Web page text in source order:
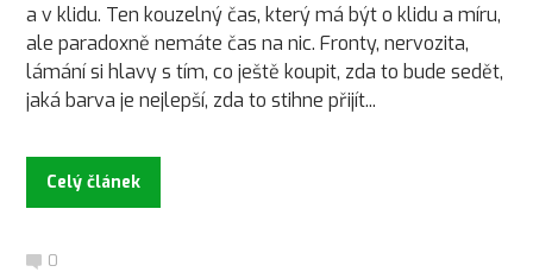
a v klidu. Ten kouzelný čas, který má být o klidu a míru,
ale paradoxně nemáte čas na nic. Fronty, nervozita,
lámání si hlavy s tím, co ještě koupit, zda to bude sedět,
jaká barva je nejlepší, zda to stihne přijít...
Celý článek
0